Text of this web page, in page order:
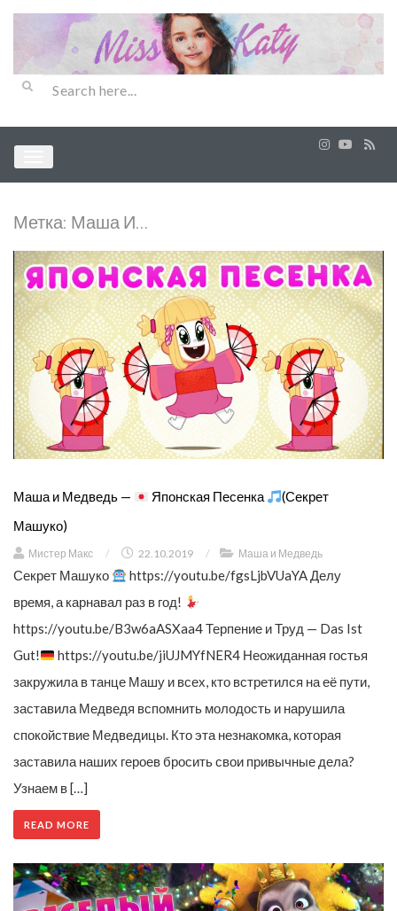
Метка: Маша И…
Маша и Медведь — Японская Песенка
(Секрет
Машуко)
Мистер Макс / 22.10.2019 / Маша и Медведь
Секрет Машуко
https://youtu.be/fgsLjbVUaYA Делу
время, а карнавал раз в год!
https://youtu.be/B3w6aASXaa4 Терпение и Труд — Das Ist
Gut!
https://youtu.be/jiUJMYfNER4 Неожиданная гостья
закружила в танце Машу и всех, кто встретился на её пути,
заставила Медведя вспомнить молодость и нарушила
спокойствие Медведицы. Кто эта незнакомка, которая
заставила наших героев бросить свои привычные дела?
Узнаем в […]
READ MORE